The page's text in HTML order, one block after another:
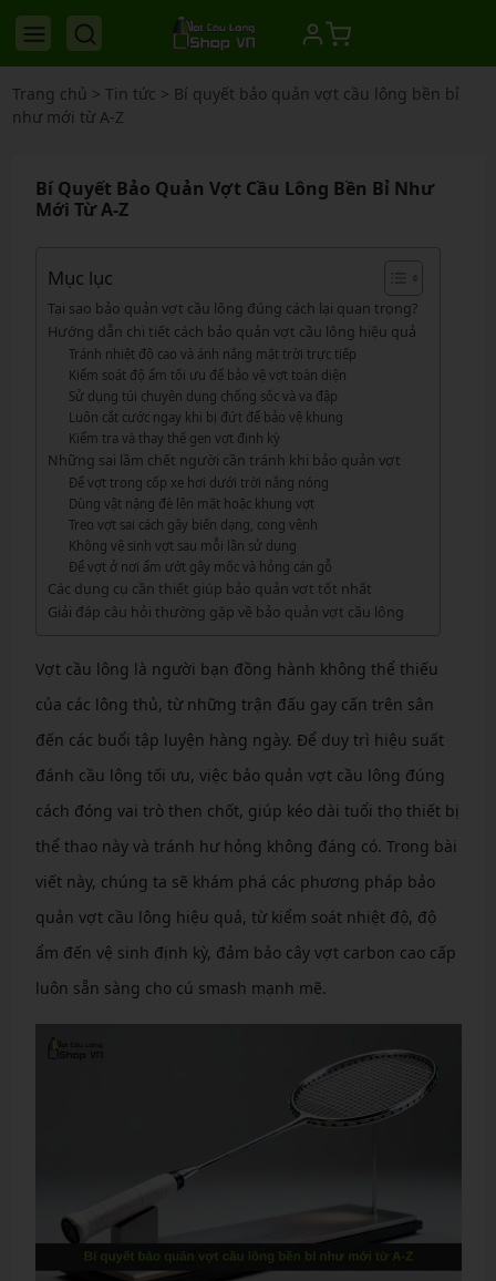
Trang chủ > Tin tức > Bí quyết bảo quản vợt cầu lông bền bỉ
như mới từ A-Z
Bí Quyết Bảo Quản Vợt Cầu Lông Bền Bỉ Như
Mới Từ A-Z
Mục lục
Tại sao bảo quản vợt cầu lông đúng cách lại quan trọng?
Hướng dẫn chi tiết cách bảo quản vợt cầu lông hiệu quả
Tránh nhiệt độ cao và ánh nắng mặt trời trực tiếp
Kiểm soát độ ẩm tối ưu để bảo vệ vợt toàn diện
Sử dụng túi chuyên dụng chống sốc và va đập
Luôn cắt cước ngay khi bị đứt để bảo vệ khung
Kiểm tra và thay thế gen vợt định kỳ
Những sai lầm chết người cần tránh khi bảo quản vợt
Để vợt trong cốp xe hơi dưới trời nắng nóng
Dùng vật nặng đè lên mặt hoặc khung vợt
Treo vợt sai cách gây biến dạng, cong vênh
Không vệ sinh vợt sau mỗi lần sử dụng
Để vợt ở nơi ẩm ướt gây mốc và hỏng cán gỗ
Các dụng cụ cần thiết giúp bảo quản vợt tốt nhất
Giải đáp câu hỏi thường gặp về bảo quản vợt cầu lông
Vợt cầu lông là người bạn đồng hành không thể thiếu
của các lông thủ, từ những trận đấu gay cấn trên sân
đến các buổi tập luyện hàng ngày. Để duy trì hiệu suất
đánh cầu lông tối ưu, việc bảo quản vợt cầu lông đúng
cách đóng vai trò then chốt, giúp kéo dài tuổi thọ thiết bị
thể thao này và tránh hư hỏng không đáng có. Trong bài
viết này, chúng ta sẽ khám phá các phương pháp bảo
quản vợt cầu lông hiệu quả, từ kiểm soát nhiệt độ, độ
ẩm đến vệ sinh định kỳ, đảm bảo cây vợt carbon cao cấp
luôn sẵn sàng cho cú smash mạnh mẽ.